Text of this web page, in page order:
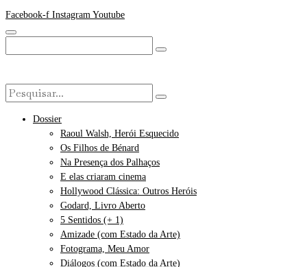
Facebook-f Instagram Youtube
Dossier
Raoul Walsh, Herói Esquecido
Os Filhos de Bénard
Na Presença dos Palhaços
E elas criaram cinema
Hollywood Clássica: Outros Heróis
Godard, Livro Aberto
5 Sentidos (+ 1)
Amizade (com Estado da Arte)
Fotograma, Meu Amor
Diálogos (com Estado da Arte)